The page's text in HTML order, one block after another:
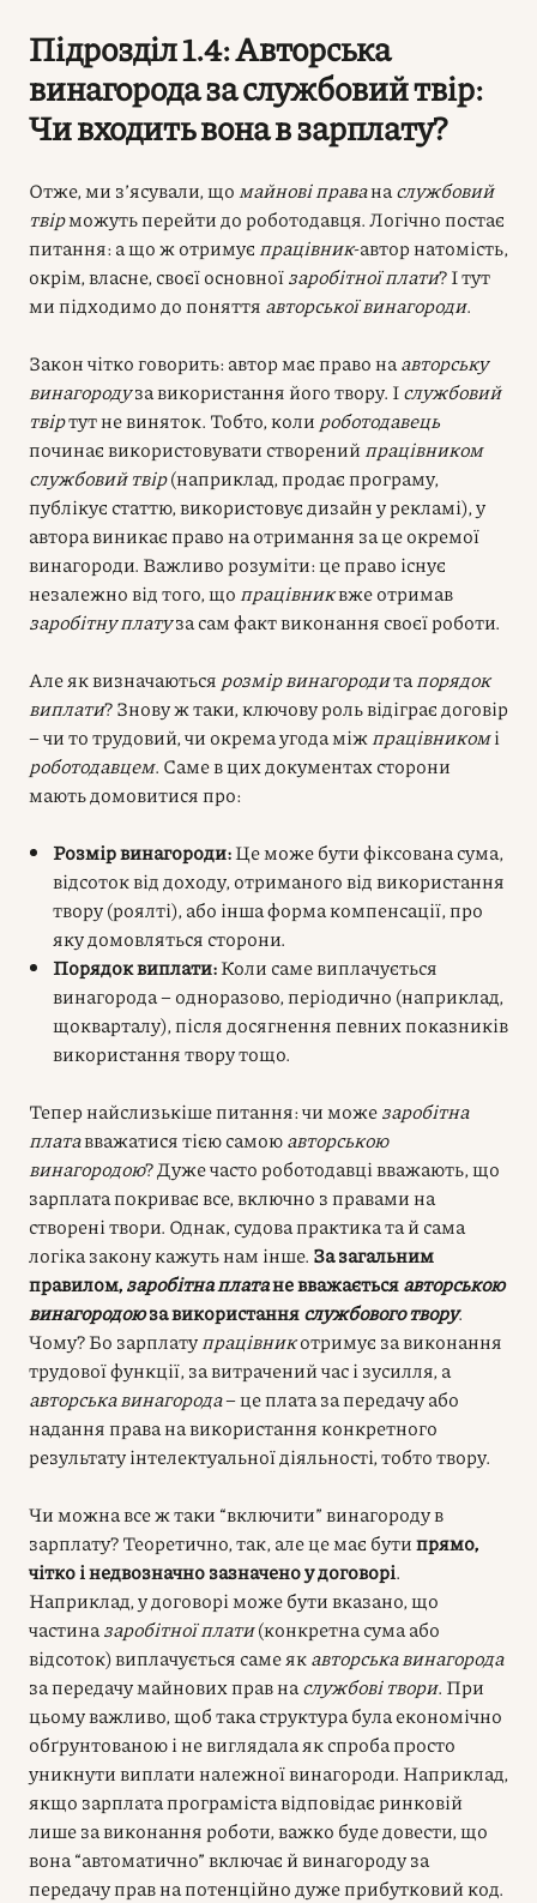
Підрозділ 1.4: Авторська
винагорода за службовий твір:
Чи входить вона в зарплату?
Отже, ми з’ясували, що майнові праванаслужбовий
твірможуть перейти до роботодавця. Логічно постає
питання: а що ж отримує працівник-автор натомість,
окрім, власне, своєї основноїзаробітної плати? І тут
ми підходимо до поняття авторської винагороди.
Закон чітко говорить: автор має право наавторську
винагородуза використання його твору. Іслужбовий
твіртут не виняток. Тобто, коли роботодавець
починає використовувати створений працівником
службовий твір(наприклад, продає програму,
публікує статтю, використовує дизайн у рекламі), у
автора виникає право на отримання за це окремої
винагороди. Важливо розуміти: це право існує
незалежно від того, що працівниквже отримав
заробітну платуза сам факт виконання своєї роботи.
Але як визначаються розмір винагородита порядок
виплати? Знову ж таки, ключову роль відіграє договір
– чи то трудовий, чи окрема угода між працівникомі
роботодавцем. Саме в цих документах сторони
мають домовитися про:
Розмір винагороди:Це може бути фіксована сума,
відсоток від доходу, отриманого від використання
твору (роялті), або інша форма компенсації, про
яку домовляться сторони.
Порядок виплати:Коли саме виплачується
винагорода – одноразово, періодично (наприклад,
щокварталу), після досягнення певних показників
використання твору тощо.
Тепер найслизькіше питання: чи можезаробітна
платавважатися тією самоюавторською
винагородою? Дуже часто роботодавці вважають, що
зарплата покриває все, включно з правами на
створені твори. Однак, судова практика та й сама
логіка закону кажуть нам інше. За загальним
правилом,заробітна платане вважаєтьсяавторською
винагородоюза використанняслужбового твору.
Чому? Бо зарплату працівникотримує за виконання
трудової функції, за витрачений час і зусилля, а
авторська винагорода– це плата за передачу або
надання права на використання конкретного
результату інтелектуальної діяльності, тобто твору.
Чи можна все ж таки “включити” винагороду в
зарплату? Теоретично, так, але це має бутипрямо,
чітко і недвозначно зазначено у договорі.
Наприклад, у договорі може бути вказано, що
частиназаробітної плати(конкретна сума або
відсоток) виплачується саме якавторська винагорода
за передачу майнових прав наслужбові твори. При
цьому важливо, щоб така структура була економічно
обґрунтованою і не виглядала як спроба просто
уникнути виплати належної винагороди. Наприклад,
якщо зарплата програміста відповідає ринковій
лише за виконання роботи, важко буде довести, що
вона “автоматично” включає й винагороду за
передачу прав на потенційно дуже прибутковий код.